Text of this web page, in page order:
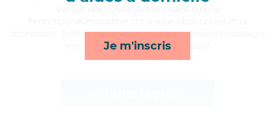
Je m'inscris
dépression, Joelle apporte ses services de lessive/repassage,
lever/coucher, ménage et rappels*